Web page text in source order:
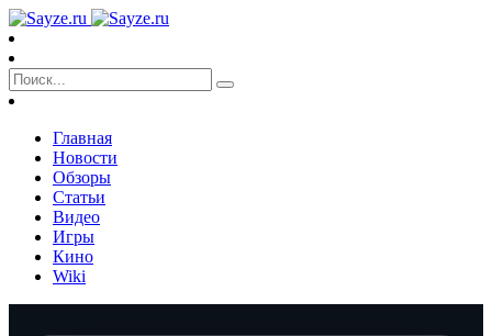
Главная
Новости
Обзоры
Статьи
Видео
Игры
Кино
Wiki